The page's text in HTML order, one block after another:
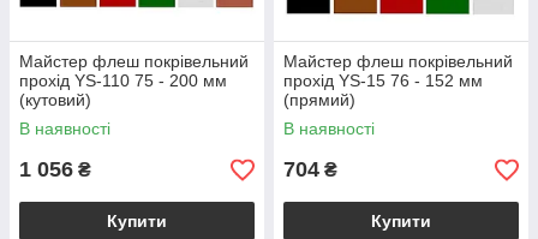
Майстер флеш покрівельний
прохід YS-110 75 - 200 мм
(кутовий)
В наявності
1 056 ₴
Купити
Майстер флеш покрівельний
прохід YS-15 76 - 152 мм
(прямий)
В наявності
704 ₴
Купити